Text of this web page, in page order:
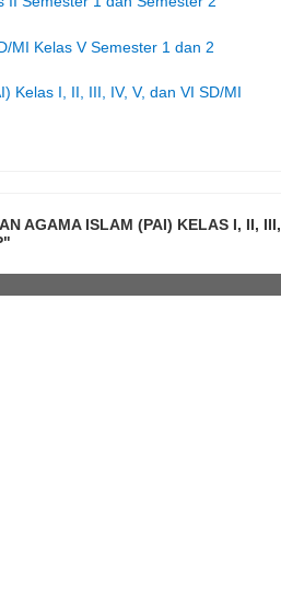
MI Kelas V Semester 1 dan 2
Kelas I, II, III, IV, V, dan VI SD/MI
AGAMA ISLAM (PAI) KELAS I, II, III,